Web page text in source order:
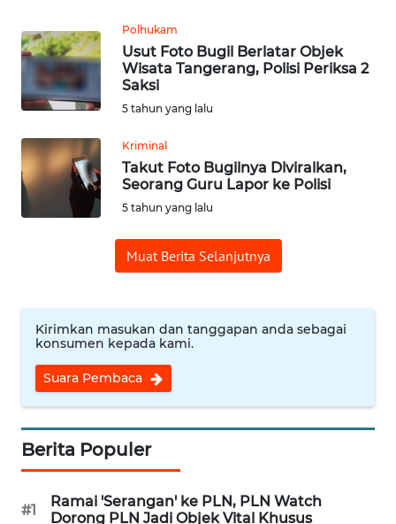
Polhukam
Usut Foto Bugil Berlatar Objek
Wisata Tangerang, Polisi Periksa 2
Saksi
5 tahun yang lalu
Kriminal
Takut Foto Bugilnya Diviralkan,
Seorang Guru Lapor ke Polisi
5 tahun yang lalu
Muat Berita Selanjutnya
Kirimkan masukan dan tanggapan anda sebagai
konsumen kepada kami.
Suara Pembaca
Berita Populer
#1
Ramai 'Serangan' ke PLN, PLN Watch
Dorong PLN Jadi Objek Vital Khusus
REDAKSI
DISCLAIMER
Wahana
SUMUT
JAKARTA
JABAR
BANTEN